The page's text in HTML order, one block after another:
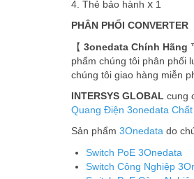
4. Thẻ bảo hành ⅹ 1
PHÂN PHỐI CONVERTER
【 3onedata Chính Hãng
phẩm chúng tôi phân phối
chúng tôi giao hàng miễn
INTERSYS GLOBAL cung
Quang Điện 3onedata
Sản phẩm 3Onedata do
Switch PoE 3Onedata
Switch Công Nghiệp